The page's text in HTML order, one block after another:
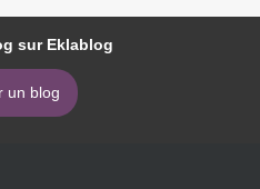
sur Eklablog
un blog